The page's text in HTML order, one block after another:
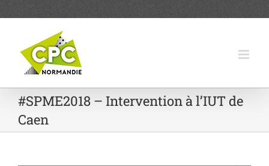
#SPME2018 – Intervention à l’IUT de
Caen